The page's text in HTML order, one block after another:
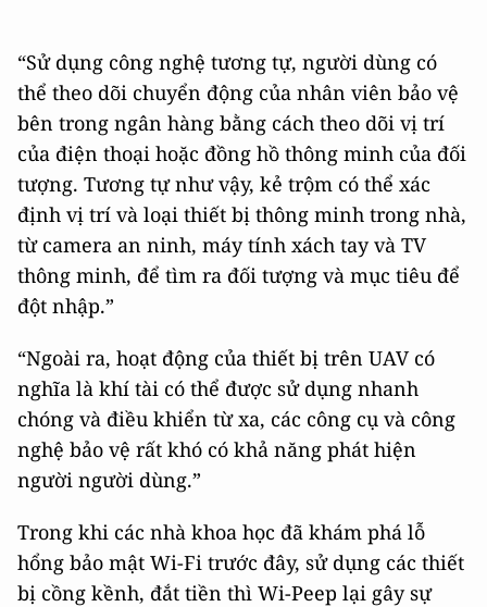
“Sử dụng công nghệ tương tự, người dùng có
thể theo dõi chuyển động của nhân viên bảo vệ
bên trong ngân hàng bằng cách theo dõi vị trí
của điện thoại hoặc đồng hồ thông minh của đối
tượng. Tương tự như vậy, kẻ trộm có thể xác
định vị trí và loại thiết bị thông minh trong nhà,
từ camera an ninh, máy tính xách tay và TV
thông minh, để tìm ra đối tượng và mục tiêu để
đột nhập.”
“Ngoài ra, hoạt động của thiết bị trên UAV có
nghĩa là khí tài có thể được sử dụng nhanh
chóng và điều khiển từ xa, các công cụ và công
nghệ bảo vệ rất khó có khả năng phát hiện
người người dùng.”
Trong khi các nhà khoa học đã khám phá lỗ
hổng bảo mật Wi-Fi trước đây, sử dụng các thiết
bị cồng kềnh, đắt tiền thì Wi-Peep lại gây sự